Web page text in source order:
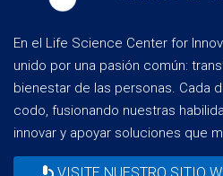
En el Life Science Center for
unido por una pasión común:
bienestar de las personas. Cada
codo, fusionando nuestras
innovar y apoyar soluciones que